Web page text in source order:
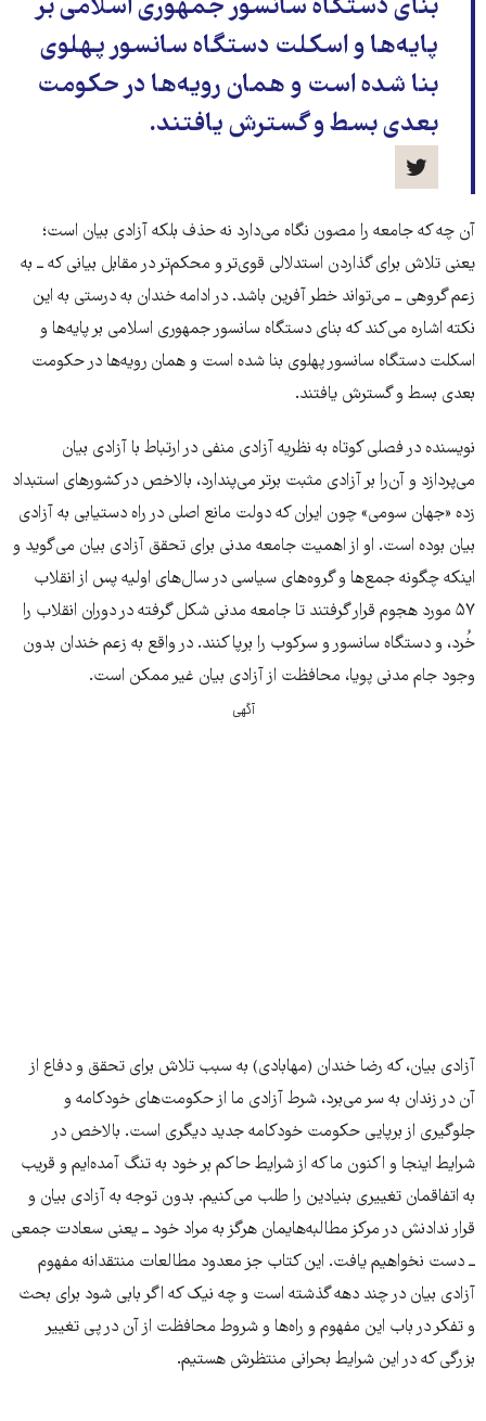
بنای دستگاه سانسور جمهوری اسلامی بر
پایه‌ها و اسکلت دستگاه سانسور پهلوی
بنا شده است و همان رویه‌ها در حکومت
بعدی بسط و گسترش یافتند.
آن چه که جامعه را مصون نگاه می‌دارد نه حذف بلکه آزادی بیان است؛
یعنی تلاش برای گذاردن استدلالی قوی‌تر و محکم‌تر در مقابل بیانی که ــ به
زعم گروهی ــ می‌تواند خطر آفرین باشد. در ادامه خندان به درستی به این
نکته اشاره می‌کند که بنای دستگاه سانسور جمهوری اسلامی بر پایه‌ها و
اسکلت دستگاه سانسور پهلوی بنا شده است و همان رویه‌ها در حکومت
بعدی بسط و گسترش یافتند.
نویسنده در فصلی کوتاه به نظریه آزادی منفی در ارتباط با آزادی بیان
می‌پردازد و آن‌را بر آزادی مثبت برتر می‌پندارد، بالاخص در کشورهای استبداد
زده «جهان سومی» چون ایران که دولت مانع اصلی در راه دستیابی به آزادی
بیان بوده است. او از اهمیت جامعه مدنی برای تحقق آزادی بیان می‌گوید و
اینکه چگونه جمع‌ها و گروه‌های سیاسی در سال‌های اولیه پس از انقلاب
۵۷ مورد هجوم قرار گرفتند تا جامعه مدنی شکل گرفته در دوران انقلاب را
خُرد، و دستگاه سانسور و سرکوب را برپا کنند. در واقع به زعم خندان بدون
وجود جام مدنی پویا، محافظت از آزادی بیان غیر ممکن است.
آگهی
آزادی بیان، که رضا خندان (مهابادی) به سبب تلاش برای تحقق و دفاع از
آن در زندان به سر می‌برد، شرط آزادی ما از حکومت‌های خودکامه و
جلوگیری از برپایی حکومت خودکامه جدید دیگری است. بالاخص در
شرایط اینجا و اکنون ما که از شرایط حاکم بر خود به تنگ آمده‌ایم و قریب
به اتفاقمان تغییری بنیادین را طلب می‌کنیم. بدون توجه به آزادی بیان و
قرار ندادنش در مرکز مطالبه‌هایمان هرگز به مراد خود ــ یعنی سعادت جمعی
ــ دست نخواهیم یافت. این کتاب جز معدود مطالعات منتقدانه مفهوم
آزادی بیان در چند دهه گذشته است و چه نیک که اگر بابی شود برای بحث
و تفکر در باب این مفهوم و راه‌ها و شروط محافظت از آن در پی تغییر
بزرگی که در این شرایط بحرانی منتظرش هستیم.